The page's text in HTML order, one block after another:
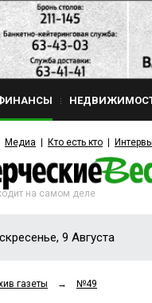
Медиа Кто есть кто
на самом деле
9 Августа
газеты → №49